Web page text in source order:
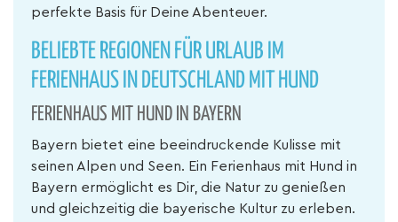
perfekte Basis für Deine Abenteuer.
BELIEBTE REGIONEN FÜR URLAUB IM
FERIENHAUS IN DEUTSCHLAND MIT HUND
FERIENHAUS MIT HUND IN BAYERN
Bayern bietet eine beeindruckende Kulisse mit
seinen Alpen und Seen. Ein Ferienhaus mit Hund in
Bayern ermöglicht es Dir, die Natur zu genießen
und gleichzeitig die bayerische Kultur zu erleben.